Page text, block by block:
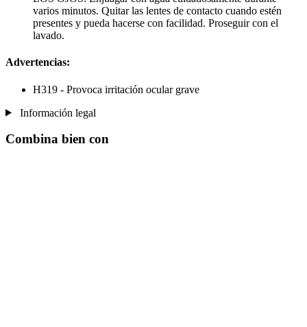
varios minutos. Quitar las lentes de contacto cuando estén
presentes y pueda hacerse con facilidad. Proseguir con el
lavado.
Advertencias:
H319 - Provoca irritación ocular grave
Información legal
Combina bien con